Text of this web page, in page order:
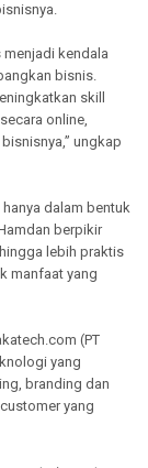
kendala
bisnis.
skill
online,
ungkap
dalam bentuk
berpikir
lebih praktis
manfaat yang
(PT
yang
branding dan
yang